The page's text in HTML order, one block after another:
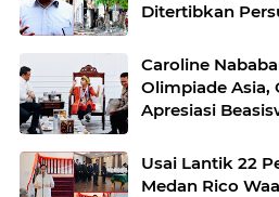
Ditertibkan
Caroline
Olimpiade Asia,
Apresiasi
Usai Lantik 22
Medan Rico